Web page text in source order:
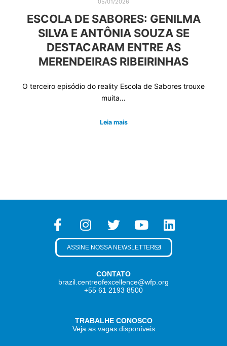
05/01/2026
ESCOLA DE SABORES: GENILMA
SILVA E ANTÔNIA SOUZA SE
DESTACARAM ENTRE AS
MERENDEIRAS RIBEIRINHAS
O terceiro episódio do reality Escola de Sabores trouxe
muita…
Leia mais
CONTATO
brazil.centreofexcellence@wfp.org
+55 61 2193 8500
TRABALHE CONOSCO
Veja as vagas disponíveis
ASSINE NOSSA NEWSLETTER